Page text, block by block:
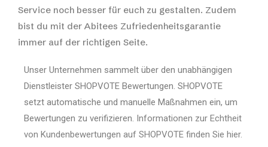
Service noch besser für euch zu gestalten. Zudem
bist du mit der Abitees Zufriedenheitsgarantie
immer auf der richtigen Seite.
Unser Unternehmen sammelt über den unabhängigen
Dienstleister SHOPVOTE Bewertungen. SHOPVOTE
setzt automatische und manuelle Maßnahmen ein, um
Bewertungen zu verifizieren. Informationen zur Echtheit
von Kundenbewertungen auf SHOPVOTE finden Sie hier.